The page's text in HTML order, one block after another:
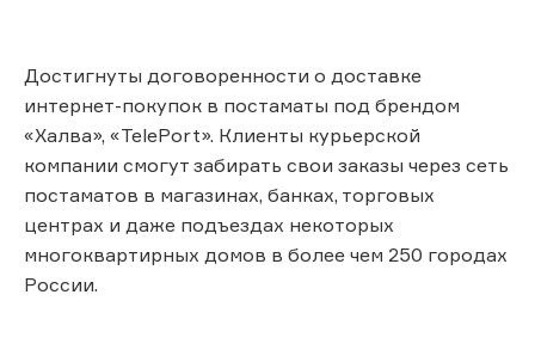
Достигнуты договоренности о доставке
интернет-покупок в постаматы под брендом
«Халва», «TelePort». Клиенты курьерской
компании смогут забирать свои заказы через сеть
постаматов в магазинах, банках, торговых
центрах и даже подъездах некоторых
многоквартирных домов в более чем 250 городах
России.